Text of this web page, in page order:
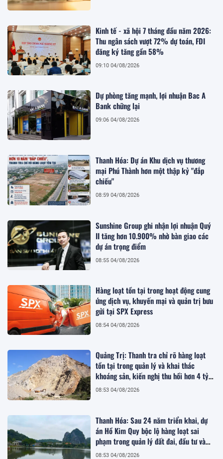
Kinh tế - xã hội 7 tháng đầu năm 2026:
Thu ngân sách vượt 72% dự toán, FDI
đăng ký tăng gần 58%
09:10 04/08/2026
Dự phòng tăng mạnh, lợi nhuận Bac A
Bank chững lại
09:06 04/08/2026
Thanh Hóa: Dự án Khu dịch vụ thương
mại Phú Thành hơn một thập kỷ "đắp
chiếu"
08:59 04/08/2026
Sunshine Group ghi nhận lợi nhuận Quý
II tăng hơn 10.900% nhờ bàn giao các
dự án trọng điểm
08:55 04/08/2026
Hàng loạt tồn tại trong hoạt động cung
ứng dịch vụ, khuyến mại và quản trị bưu
gửi tại SPX Express
08:54 04/08/2026
Quảng Trị: Thanh tra chỉ rõ hàng loạt
tồn tại trong quản lý và khai thác
khoáng sản, kiến nghị thu hồi hơn 4 tỷ
đồng
08:53 04/08/2026
Thanh Hóa: Sau 24 năm triển khai, dự
án Hồ Kim Quy bộc lộ hàng loạt sai
phạm trong quản lý đất đai, đầu tư và
quy hoạch
08:53 04/08/2026